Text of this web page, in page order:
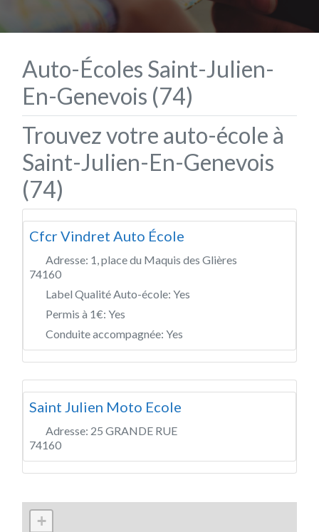
Auto-Écoles Saint-Julien-
En-Genevois (74)
Trouvez votre auto-école à
Saint-Julien-En-Genevois
(74)
Cfcr Vindret Auto École
Adresse: 1, place du Maquis des Glières
74160
Label Qualité Auto-école: Yes
Permis à 1€: Yes
Conduite accompagnée: Yes
Saint Julien Moto Ecole
Adresse: 25 GRANDE RUE
74160
+